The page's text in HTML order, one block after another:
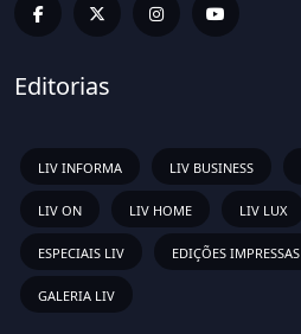
Editorias
LIV INFORMA LIV BUSINESS
LIV ON LIV HOME LIV LUX
ESPECIAIS LIV EDIÇÕES IMPRESSAS
GALERIA LIV